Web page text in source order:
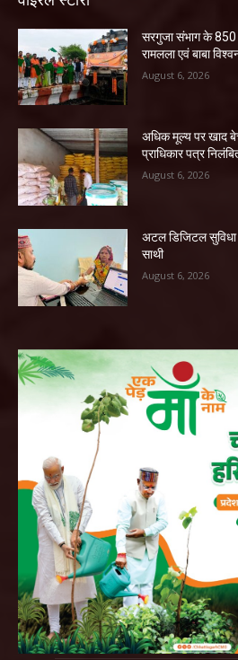
सरगुजा संभाग के 850
रामलला एवं बाबा
August 6, 2026
अधिक मूल्य पर खाद
प्राधिकार पत्र
August 6, 2026
अटल डिजिटल सुविधा
साथी
August 6, 2026